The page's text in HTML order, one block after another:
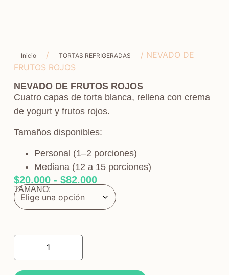
Inicio / TORTAS REFRIGERADAS
/ NEVADO DE
FRUTOS ROJOS
NEVADO DE FRUTOS ROJOS
Cuatro capas de torta blanca, rellena con crema
de yogurt y frutos rojos.
Tamaños disponibles:
Personal (1–2 porciones)
Mediana (12 a 15 porciones)
$20.000 - $82.000
TAMAÑO: